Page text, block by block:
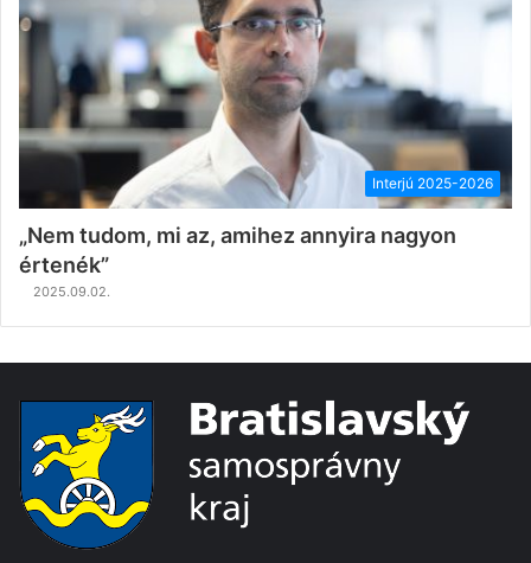
Interjú 2025-2026
„Nem tudom, mi az, amihez annyira nagyon
értenék”
2025.09.02.